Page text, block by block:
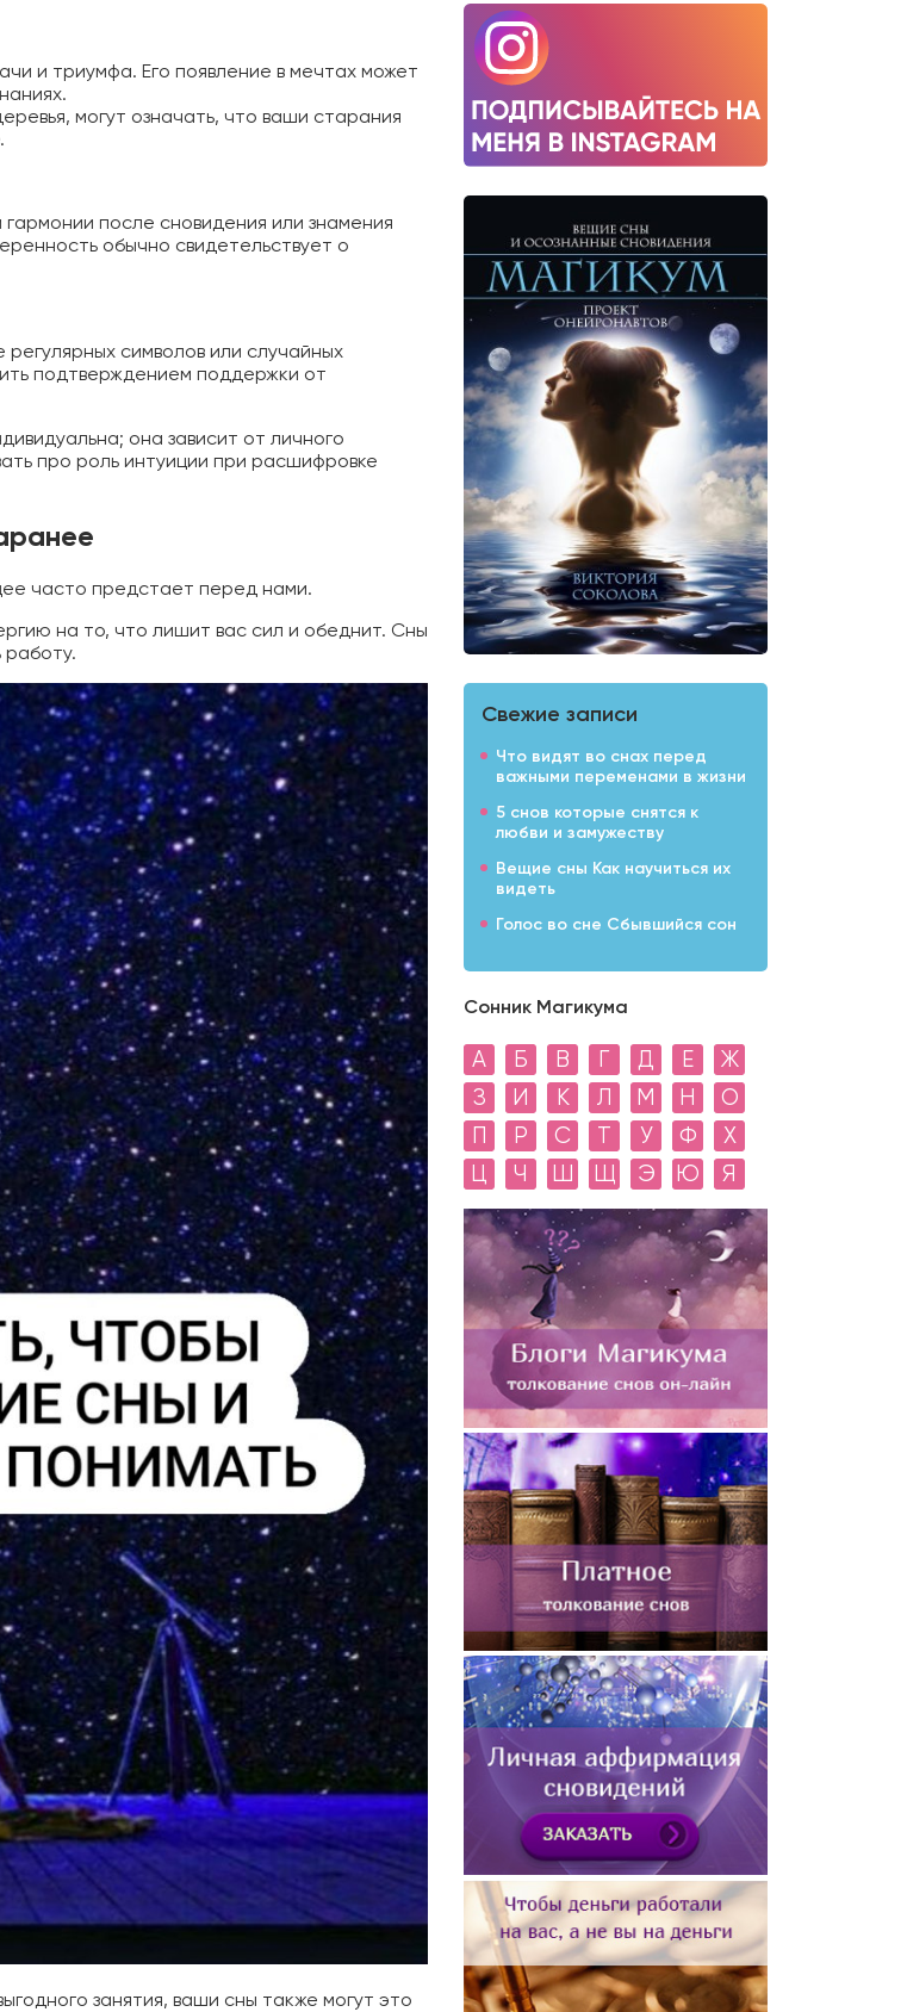
и триумфа. Его появление в мечтах может
могут означать, что ваши старания
после сновидения или знамения
обычно свидетельствует о
символов или случайных
подтверждением поддержки от
она зависит от личного
про роль интуиции при расшифровке
часто предстает перед нами.
на то, что лишит вас сил и обеднит. Сны
работу.
занятия, ваши сны также могут это
Свежие записи
Что видят во снах перед
важными переменами в жизни
5 снов которые снятся к
любви и замужеству
Вещие сны Как научиться их
видеть
Голос во сне Сбывшийся сон
Сонник Магикума
А Б В Г Д Е
Ж
З
И К Л М Н
О
П
Р С Т У Ф
Х
Ц
Ч Ш Щ Э Ю Я